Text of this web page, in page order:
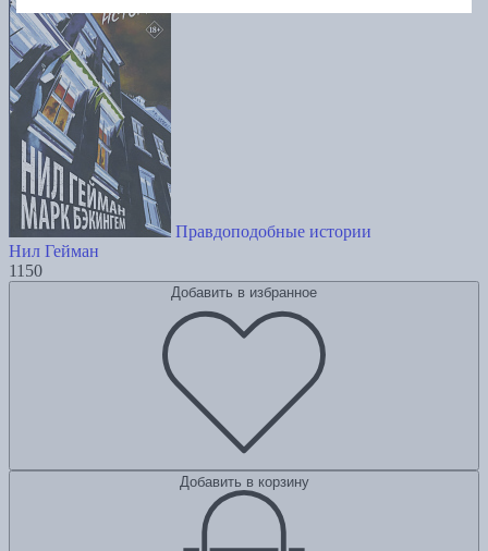
Правдоподобные истории
Нил Гейман
1150
Добавить в избранное
Добавить в корзину